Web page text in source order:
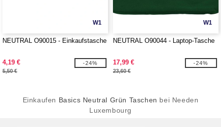
W1
NEUTRAL O90015 - Einkaufstasche
4,19 €
5,50 €
-24%
W1
NEUTRAL O90044 - Laptop-Tasche
17,99 €
23,60 €
-24%
Einkaufen Basics Neutral Grün Taschen bei Needen
Luxembourg